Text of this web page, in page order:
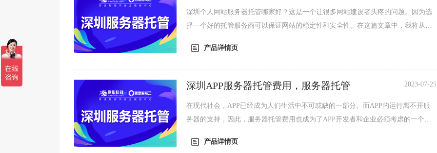
深圳个人网站服务器托管哪家好？这是一个让很多网站建设者头疼的问题。因为选
择一个好的托管服务商可以保证网站的稳定性和安全性。在这篇文章中，我将从三
应该提供高质量的服务器和网络设备，确保网站能够持续稳定地运行。此外，服务
安全性。随着网络安全威胁的不断增加，一...
产品详情页
深圳APP服务器托管费用，服务器托管 2023-07-25
在现代社会，APP已经成为人们生活中不可或缺的一部分。而APP的运行离不开服
务器的支持，因此，服务器托管费用也成为了APP开发者和企业必须考虑的一个重
圳APP服务器托管费用的因素深圳APP服务器托管费用的因素主要包括服务器硬件
产品详情页